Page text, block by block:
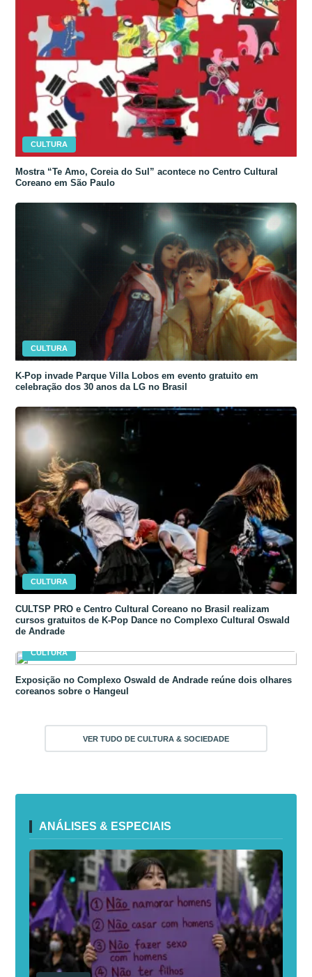
CULTURA
Mostra “Te Amo, Coreia do Sul” acontece no Centro Cultural
Coreano em São Paulo
CULTURA
K-Pop invade Parque Villa Lobos em evento gratuito em
celebração dos 30 anos da LG no Brasil
CULTURA
CULTSP PRO e Centro Cultural Coreano no Brasil realizam
cursos gratuitos de K-Pop Dance no Complexo Cultural Oswald
de Andrade
CULTURA
Exposição no Complexo Oswald de Andrade reúne dois olhares
coreanos sobre o Hangeul
VER TUDO DE CULTURA & SOCIEDADE
ANÁLISES & ESPECIAIS